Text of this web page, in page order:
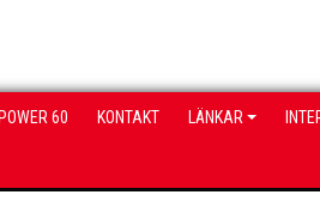
POWER 60 KONTAKT LÄNKAR